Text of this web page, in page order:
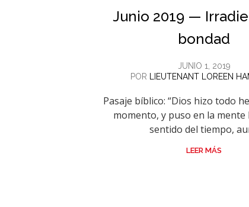
Junio 2019 —
bondad
JUNIO 1, 2019
POR
LIEUTENANT LOREEN
Pasaje bíblico: “Dios hizo todo
momento, y puso en la mente
sentido del tiempo,
LEER MÁS